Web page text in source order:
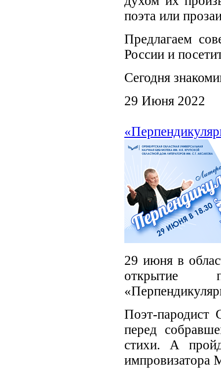
поэта или
Предлагаем
России и
Сегодня
29 Июня 2022
29 июня в
открытие
Поэт-пародист
перед
стихи. А
импровизатора